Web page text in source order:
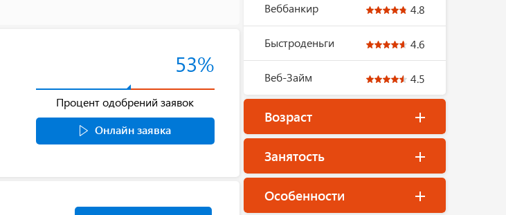
53%
Процент одобрений заявок
Онлайн заявка
Веббанкир 4.8
Быстроденьги 4.6
Веб-Займ 4.5
Возраст
Занятость
Особенности